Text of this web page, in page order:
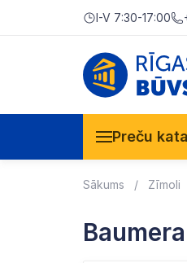
I-V 7:30-17:00
Preču
Sākums Zīmoli
Baumera